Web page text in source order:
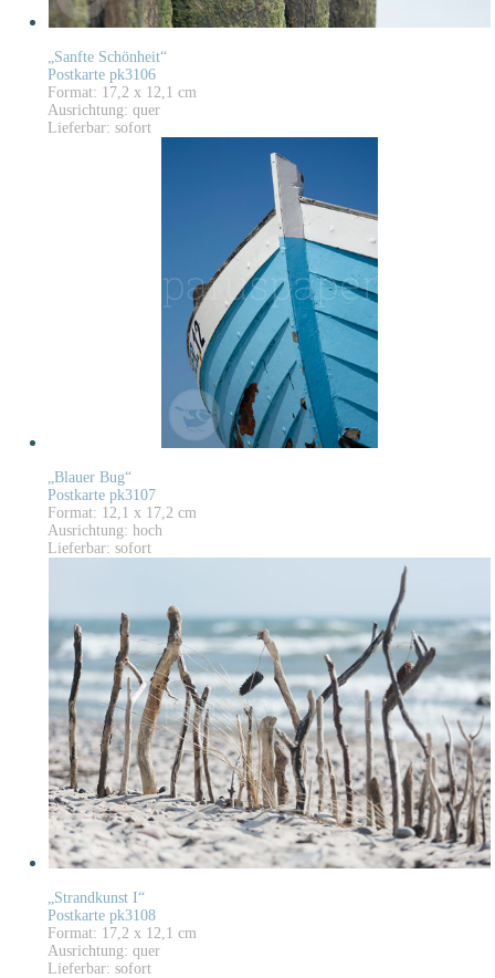
„Sanfte Schönheit“
Postkarte pk3106
Format: 17,2 x 12,1 cm
Ausrichtung: quer
Lieferbar: sofort
„Blauer Bug“
Postkarte pk3107
Format: 12,1 x 17,2 cm
Ausrichtung: hoch
Lieferbar: sofort
„Strandkunst I“
Postkarte pk3108
Format: 17,2 x 12,1 cm
Ausrichtung: quer
Lieferbar: sofort